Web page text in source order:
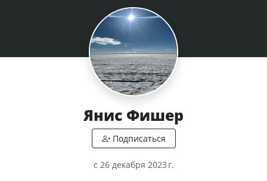
Янис Фишер
c 26 декабря 2023 г.